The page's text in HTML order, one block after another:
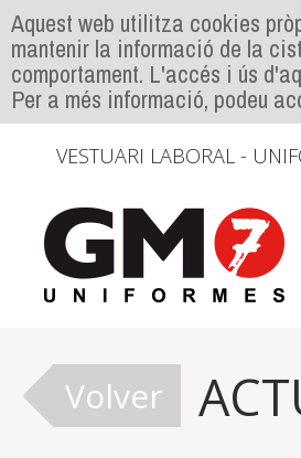
Aquest web utilitza cookies
mantenir la informació de la
comportament. L'accés i ús
Per a més informació, podeu
VESTUARI LABORAL -
Volver